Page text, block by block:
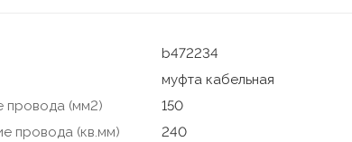
b472234
муфта кабельная
провода (мм2)
150
провода (кв.мм)
240